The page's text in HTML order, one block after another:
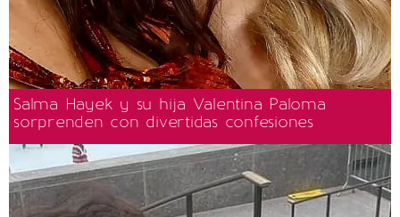
Salma Hayek y su hija Valentina Paloma
sorprenden con divertidas confesiones